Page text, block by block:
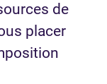
de
placer